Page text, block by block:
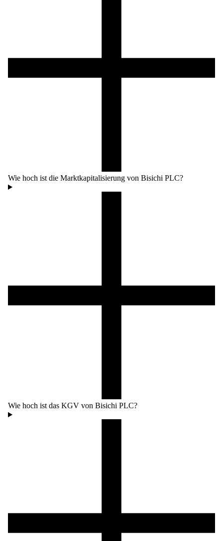
Wie hoch ist die Marktkapitalisierung von Bisichi PLC?
Wie hoch ist das KGV von Bisichi PLC?